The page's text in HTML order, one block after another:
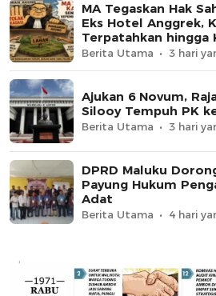
MA Tegaskan Hak
Eks Hotel Anggrek,
Terpatahkan hingga
Berita Utama 3 hari
Ajukan 6 Novum,
Silooy Tempuh PK
Berita Utama 3 hari
DPRD Maluku
Payung Hukum
Adat
Berita Utama 4 hari